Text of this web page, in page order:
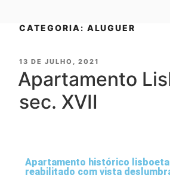
CATEGORIA: ALUGUER
13 DE JULHO, 2021
Apartamento
sec. XVII
Apartamento histórico
reabilitado com vista